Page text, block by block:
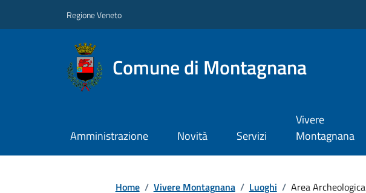
Regione Veneto
Comune di Montagnana
Amministrazione Novità Servizi
Vivere
Montagnana
Home / Vivere Montagnana / Luoghi / Area Archeologica